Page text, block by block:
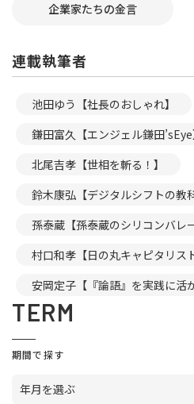
企業家たちの金言
連載執筆者
池田ゆう【社長のおしゃれ】
鎌田富久【エンジェル鎌田’sEye
北尾吉孝【世相を斬る！】
鈴木康弘【デジタルシフトの教
孫泰蔵【孫泰蔵のシリコンバレ
村口和孝【日の丸キャピタリス
安岡定子【『論語』を実践に活
TERM
期間で探す
年月を選ぶ